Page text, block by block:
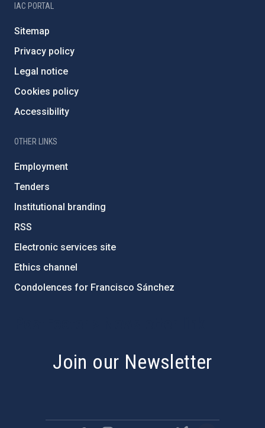
IAC PORTAL
Sitemap
Privacy policy
Legal notice
Cookies policy
Accessibility
OTHER LINKS
Employment
Tenders
Institutional branding
RSS
Electronic services site
Ethics channel
Condolences for Francisco Sánchez
Join our Newsletter